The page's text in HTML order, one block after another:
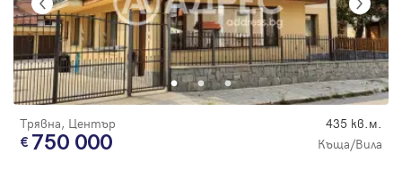
Трявна, Център 435 кв.м.
750 000 Къща/Вила